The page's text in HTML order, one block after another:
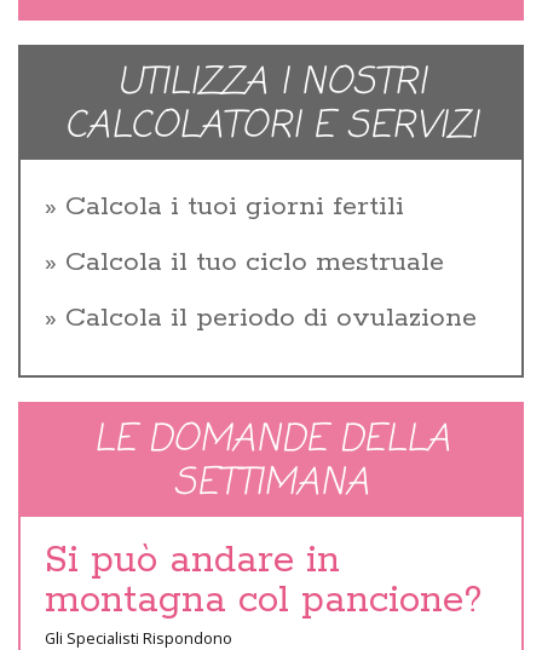
UTILIZZA I NOSTRI
CALCOLATORI E SERVIZI
Calcola i tuoi giorni fertili
Calcola il tuo ciclo mestruale
Calcola il periodo di ovulazione
LE DOMANDE DELLA
SETTIMANA
Si può andare in
montagna col pancione?
Gli Specialisti Rispondono